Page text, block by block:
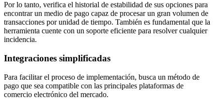
Por lo tanto, verifica el historial de estabilidad de sus opciones para
encontrar un medio de pago capaz de procesar un gran volumen de
transacciones por unidad de tiempo. También es fundamental que la
herramienta cuente con un soporte eficiente para resolver cualquier
incidencia.
Integraciones simplificadas
Para facilitar el proceso de implementación, busca un método de
pago que sea compatible con las principales plataformas de
comercio electrónico del mercado.